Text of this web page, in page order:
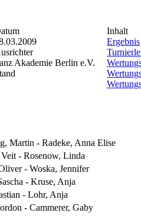
Inhalt
Ergebnis
Akademie Berlin e.V.
Martin - Radeke, Anna Elise
- Rosenow, Linda
- Woska, Jennifer
- Kruse, Anja
- Lohr, Anja
- Cammerer, Gaby